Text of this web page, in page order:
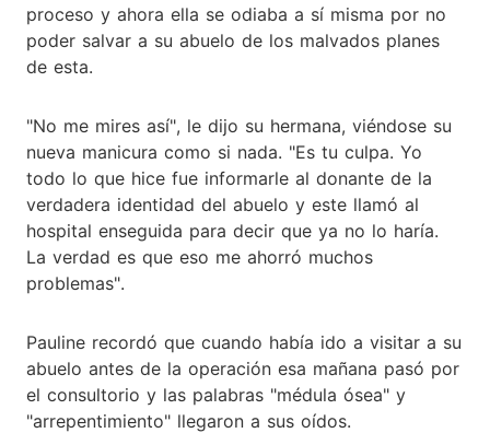
proceso y ahora ella se odiaba a sí misma por no
poder salvar a su abuelo de los malvados planes
de esta.
"No me mires así", le dijo su hermana, viéndose su
nueva manicura como si nada. "Es tu culpa. Yo
todo lo que hice fue informarle al donante de la
verdadera identidad del abuelo y este llamó al
hospital enseguida para decir que ya no lo haría.
La verdad es que eso me ahorró muchos
problemas".
Pauline recordó que cuando había ido a visitar a su
abuelo antes de la operación esa mañana pasó por
el consultorio y las palabras "médula ósea" y
"arrepentimiento" llegaron a sus oídos.